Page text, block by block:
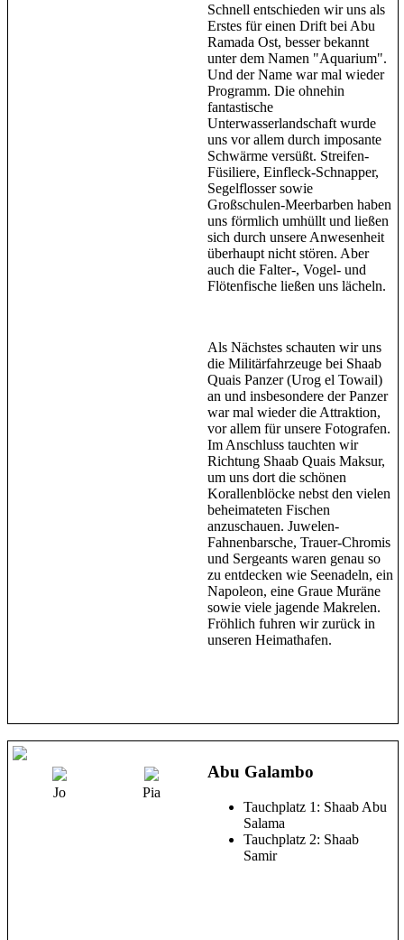
Schnell entschieden wir uns als
Erstes für einen Drift bei Abu
Ramada Ost, besser bekannt
unter dem Namen "Aquarium".
Und der Name war mal wieder
Programm. Die ohnehin
fantastische
Unterwasserlandschaft wurde
uns vor allem durch imposante
Schwärme versüßt. Streifen-
Füsiliere, Einfleck-Schnapper,
Segelflosser sowie
Großschulen-Meerbarben haben
uns förmlich umhüllt und ließen
sich durch unsere Anwesenheit
überhaupt nicht stören. Aber
auch die Falter-, Vogel- und
Flötenfische ließen uns lächeln.
Als Nächstes schauten wir uns
die Militärfahrzeuge bei Shaab
Quais Panzer (Urog el Towail)
an und insbesondere der Panzer
war mal wieder die Attraktion,
vor allem für unsere Fotografen.
Im Anschluss tauchten wir
Richtung Shaab Quais Maksur,
um uns dort die schönen
Korallenblöcke nebst den vielen
beheimateten Fischen
anzuschauen. Juwelen-
Fahnenbarsche, Trauer-Chromis
und Sergeants waren genau so
zu entdecken wie Seenadeln, ein
Napoleon, eine Graue Muräne
sowie viele jagende Makrelen.
Fröhlich fuhren wir zurück in
unseren Heimathafen.
Jo Pia
Abu Galambo
Tauchplatz 1: Shaab Abu
Salama
Tauchplatz 2: Shaab
Samir